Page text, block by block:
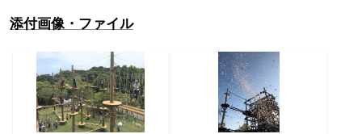
添付画像・ファイル